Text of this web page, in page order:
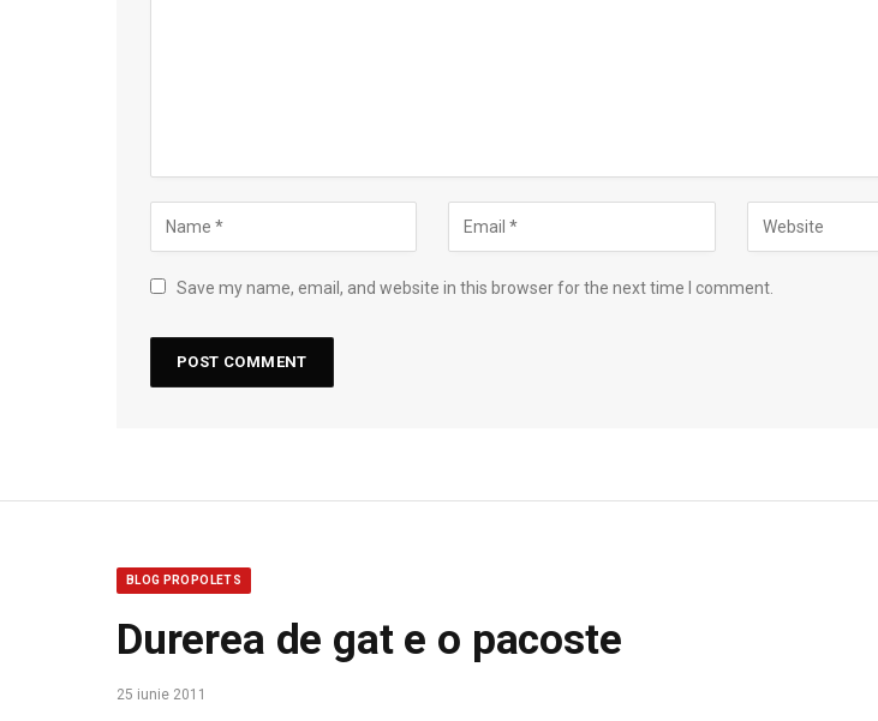
Save my name, email, and website in this browser for the next time I comment.
BLOG PROPOLETS
Durerea de gat e o pacoste
25 iunie 2011